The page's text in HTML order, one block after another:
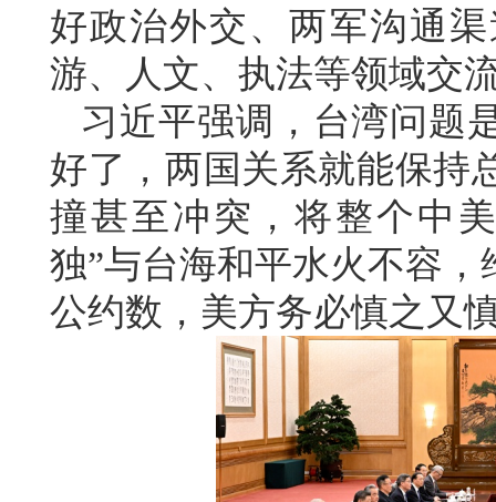
好政治外交、两军沟通
游、人文、执法等领域交
习近平强调，台湾问题
好了，两国关系就能保持
撞甚至冲突，将整个中
独”与台海和平水火不容
公约数，美方务必慎之又